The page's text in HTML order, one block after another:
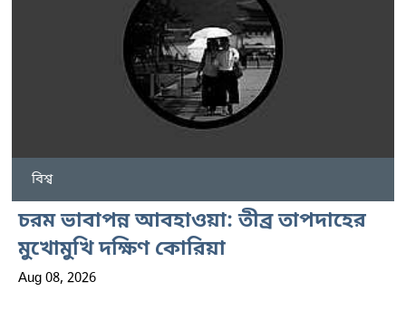
বিশ্ব
চরম ভাবাপন্ন আবহাওয়া: তীব্র তাপদাহের
মুখোমুখি দক্ষিণ কোরিয়া
Aug 08, 2026